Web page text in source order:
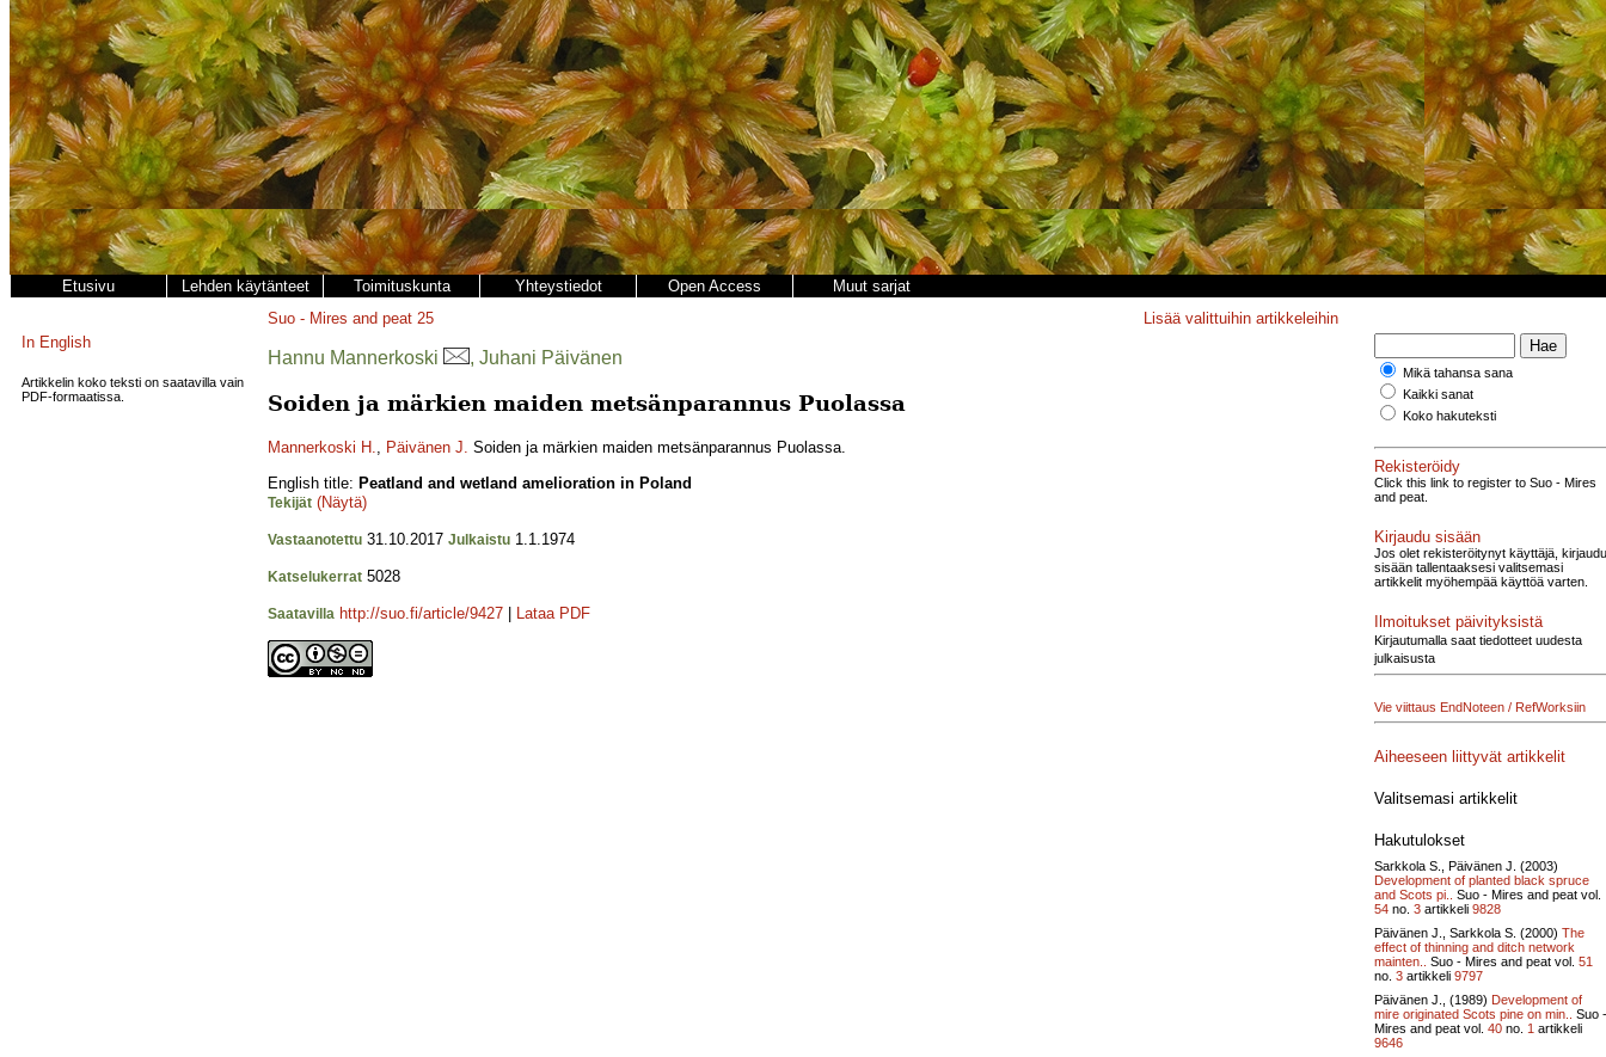
Etusivu Lehden käytänteet Toimituskunta Yhteystiedot Open Access Muut sarjat
In English
Artikkelin koko teksti on saatavilla vain
PDF-formaatissa.
Suo - Mires and peat 25 Lisää valittuihin artikkeleihin
Hannu Mannerkoski , Juhani Päivänen
Soiden ja märkien maiden metsänparannus Puolassa
Mannerkoski H., Päivänen J. Soiden ja märkien maiden metsänparannus Puolassa.
English title: Peatland and wetland amelioration in Poland
Tekijät (Näytä)
Vastaanotettu 31.10.2017 Julkaistu 1.1.1974
Katselukerrat 5028
Saatavilla http://suo.fi/article/9427 Lataa PDF
Mikä tahansa sana
Kaikki sanat
Koko hakuteksti
Rekisteröidy
Click this link to register to Suo - Mires
and peat.
Kirjaudu sisään
Jos olet rekisteröitynyt käyttäjä, kirjaudu
sisään tallentaaksesi valitsemasi
artikkelit myöhempää käyttöä varten.
Ilmoitukset päivityksistä
Kirjautumalla saat tiedotteet uudesta
julkaisusta
Vie viittaus EndNoteen / RefWorksiin
Aiheeseen liittyvät artikkelit
Valitsemasi artikkelit
Hakutulokset
Sarkkola S., Päivänen J. (2003)
Development of planted black spruce
and Scots pi..
Suo - Mires and peat vol.
54 no. 3 artikkeli 9828
Päivänen J., Sarkkola S. (2000) The
effect of thinning and ditch network
mainten..
Suo - Mires and peat vol. 51
no. 3 artikkeli 9797
Päivänen J., (1989) Development of
mire originated Scots pine on min..
Suo -
Mires and peat vol. 40 no. 1 artikkeli
9646